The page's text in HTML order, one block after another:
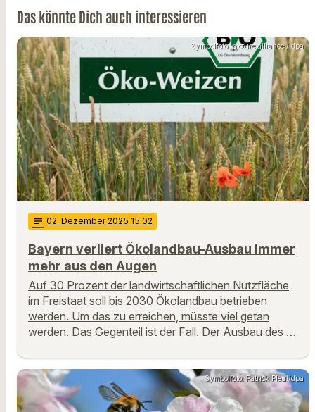
Das könnte Dich auch interessieren
Symbolfoto: picture alliance / dpa
notes 02. Dezember 2025 15:02
Bayern verliert Ökolandbau-Ausbau immer
mehr aus den Augen
Auf 30 Prozent der landwirtschaftlichen Nutzfläche
im Freistaat soll bis 2030 Ökolandbau betrieben
werden. Um das zu erreichen, müsste viel getan
werden. Das Gegenteil ist der Fall. Der Ausbau des …
Symbolfoto: Patrick Pleul/dpa